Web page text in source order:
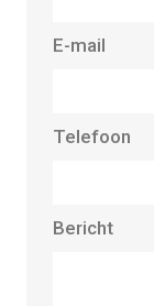
E-mail
Telefoon
Bericht